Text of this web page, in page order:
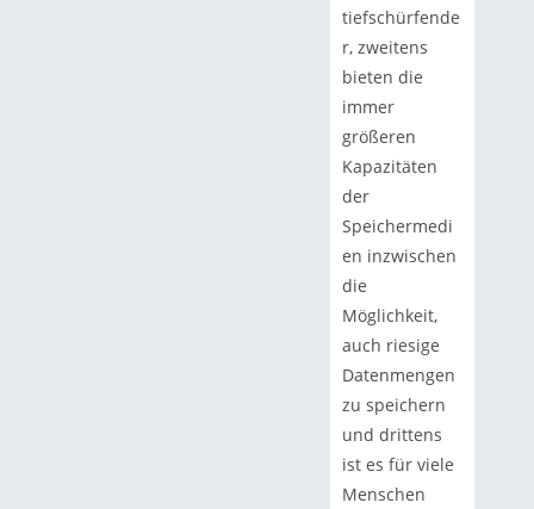
tiefschürfende
r, zweitens
bieten die
immer
größeren
Kapazitäten
der
Speichermedi
en inzwischen
die
Möglichkeit,
auch riesige
Datenmengen
zu speichern
und drittens
ist es für viele
Menschen